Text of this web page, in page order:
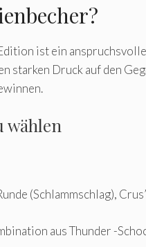
ist ein
starken Druck auf den
wählen
(Schlammschlag),
aus Thunder -